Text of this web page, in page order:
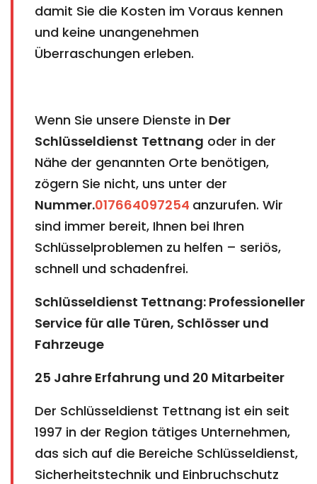
damit Sie die Kosten im Voraus kennen
und keine unangenehmen
Überraschungen erleben.
Wenn Sie unsere Dienste in Der
Schlüsseldienst Tettnang oder in der
Nähe der genannten Orte benötigen,
zögern Sie nicht, uns unter der
Nummer.017664097254 anzurufen. Wir
sind immer bereit, Ihnen bei Ihren
Schlüsselproblemen zu helfen – seriös,
schnell und schadenfrei.
Schlüsseldienst Tettnang: Professioneller
Service für alle Türen, Schlösser und
Fahrzeuge
25 Jahre Erfahrung und 20 Mitarbeiter
Der Schlüsseldienst Tettnang ist ein seit
1997 in der Region tätiges Unternehmen,
das sich auf die Bereiche Schlüsseldienst,
Sicherheitstechnik und Einbruchschutz